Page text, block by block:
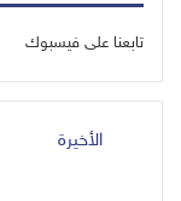
تابعنا على فيسبوك
الأخيرة